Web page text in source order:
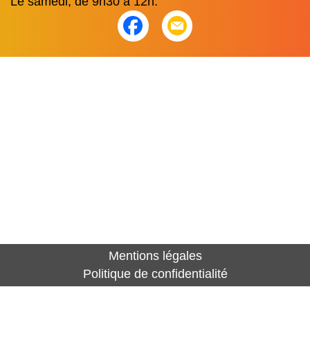
Mentions légales
Politique de confidentialité